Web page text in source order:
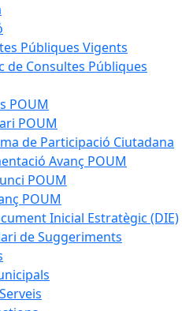
Públiques Vigents
de Consultes Públiques
POUM
POUM
de Participació Ciutadana
Avanç POUM
POUM
POUM
Inicial Estratègic (DIE)
de Suggeriments